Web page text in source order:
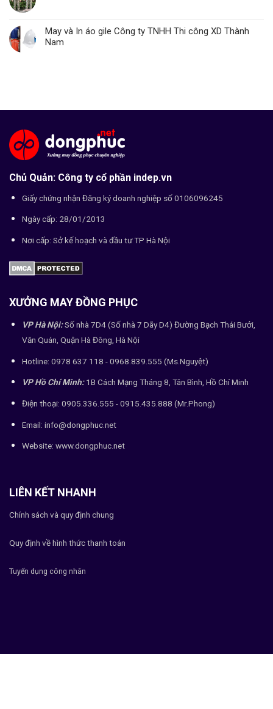
May và In áo gile Công ty TNHH Thi công XD Thành
Nam
Chủ Quản: Công ty cổ phần indep.vn
Giấy chứng nhận Đăng ký doanh nghiệp số 0106096245
Ngày cấp: 28/01/2013
Nơi cấp: Sở kế hoạch và đầu tư TP Hà Nội
XƯỞNG MAY ĐỒNG PHỤC
VP Hà Nội:Số nhà 7D4 (Số nhà 7 Dãy D4) Đường Bạch Thái Bưởi,
Văn Quán, Quận Hà Đông, Hà Nội
Hotline: 0978 637 118 - 0968.839.555 (Ms.Nguyệt)
VP Hồ Chí Minh:1B Cách Mạng Tháng 8, Tân Bình, Hồ Chí Minh
Điện thoại: 0905.336.555 - 0915.435.888 (Mr.Phong)
Email: info@dongphuc.net
Website: www.dongphuc.net
LIÊN KẾT NHANH
Chính sách và quy định chung
Quy định về hình thức thanh toán
Tuyển dụng công nhân